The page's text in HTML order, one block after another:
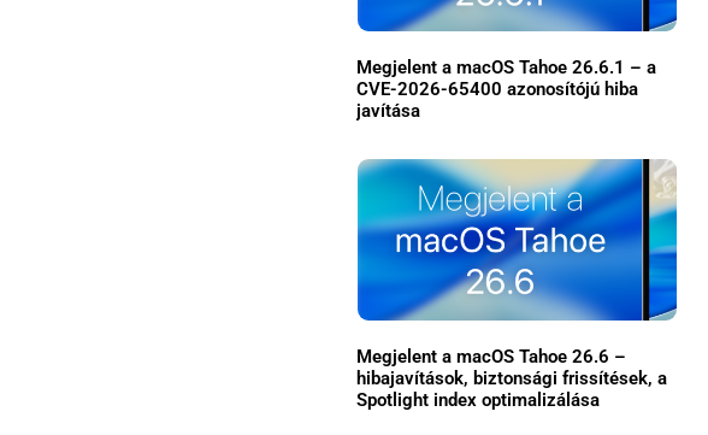
Megjelent a macOS Tahoe 26.6.1 – a
CVE-2026-65400 azonosítójú hiba
javítása
Megjelent a macOS Tahoe 26.6 –
hibajavítások, biztonsági frissítések, a
Spotlight index optimalizálása